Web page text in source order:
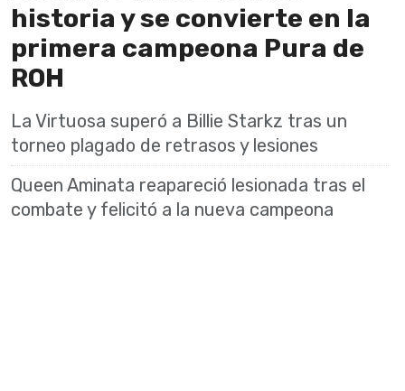
historia y se convierte en la
primera campeona Pura de
ROH
La Virtuosa superó a Billie Starkz tras un
torneo plagado de retrasos y lesiones
Queen Aminata reapareció lesionada tras el
combate y felicitó a la nueva campeona